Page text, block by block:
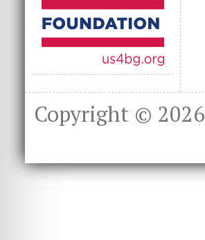
Copyright © 2026